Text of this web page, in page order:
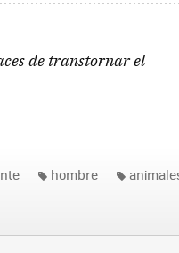
de transtornar el
hombre